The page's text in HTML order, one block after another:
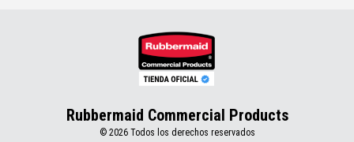
Rubbermaid Commercial Products
© 2026 Todos los derechos reservados